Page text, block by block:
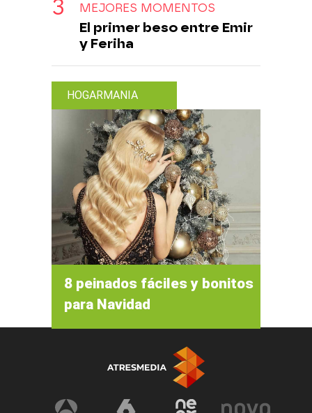
MEJORES MOMENTOS
El primer beso entre Emir
y Feriha
HOGARMANIA
8 peinados fáciles y bonitos
para Navidad